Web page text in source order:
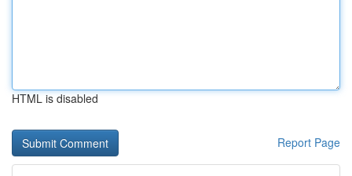
HTML is disabled
Report Page